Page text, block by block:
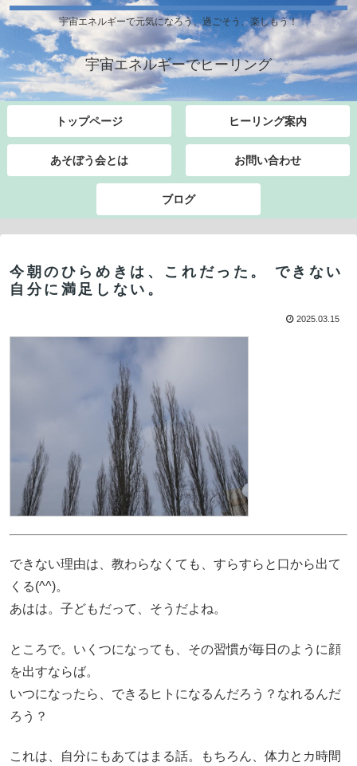
宇宙エネルギーで元気になろう、過ごそう、楽しもう！
宇宙エネルギーでヒーリング
トップページ ヒーリング案内
あそぼう会とは お問い合わせ
ブログ
今朝のひらめきは、これだった。 できない
自分に満足しない。
2025.03.15
できない理由は、教わらなくても、すらすらと口から出て
くる(^^)。
あはは。子どもだって、そうだよね。
ところで。いくつになっても、その習慣が毎日のように顔
を出すならば。
いつになったら、できるヒトになるんだろう？なれるんだ
ろう？
これは、自分にもあてはまる話。もちろん、体力とカ時間